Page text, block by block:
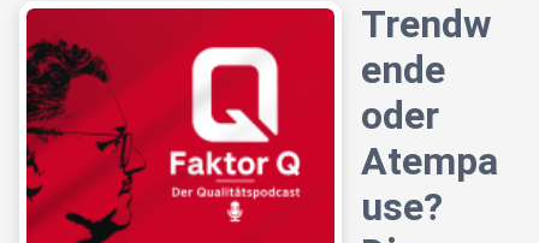
Trendw
ende
oder
Atempa
use?